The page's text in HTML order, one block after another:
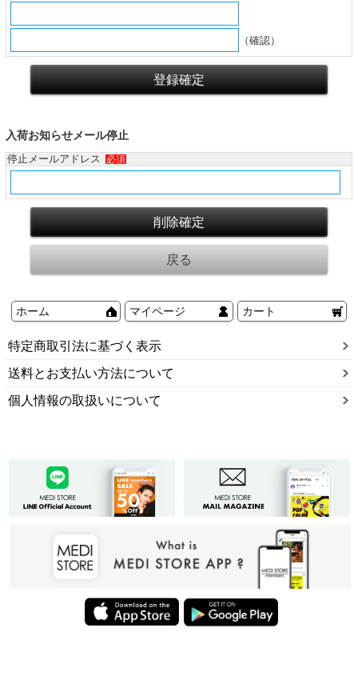
（確認）
入荷お知らせメール停止
停止メールアドレス 必須
ホーム マイページ カート
特定商取引法に基づく表示
送料とお支払い方法について
個人情報の取扱いについて